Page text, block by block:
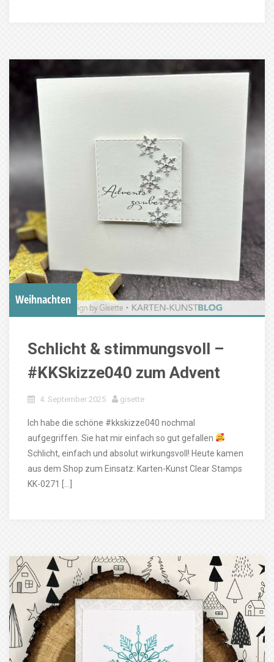
Weihnachten
Schlicht & stimmungsvoll –
#KKSkizze040 zum Advent
4. September 2025 gisette
Ich habe die schöne #kkskizze040 nochmal
aufgegriffen. Sie hat mir einfach so gut gefallen
Schlicht, einfach und absolut wirkungsvoll! Heute kamen
aus dem Shop zum Einsatz: Karten-Kunst Clear Stamps
KK-0271 […]